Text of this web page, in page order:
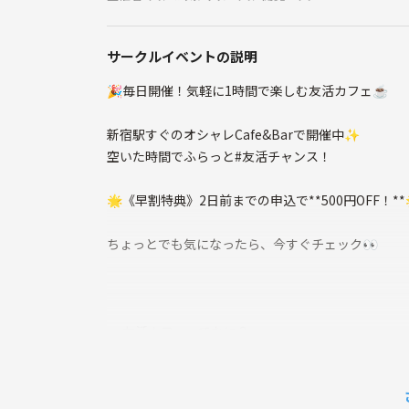
サークルイベントの説明
🎉毎日開催！気軽に1時間で楽しむ友活カフェ☕️
新宿駅すぐのオシャレCafe&Barで開催中✨
空いた時間でふらっと#友活チャンス！
🌟《早割特典》2日前までの申込で**500円OFF！
ちょっとでも気になったら、今すぐチェック👀